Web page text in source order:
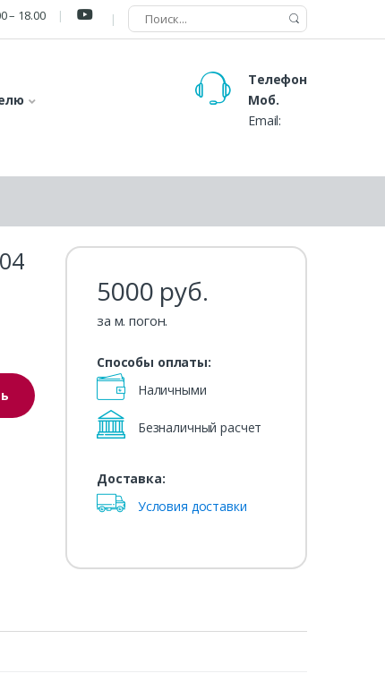
– 18.00
Телефон
Моб.
Email:
5000 руб.
за м. погон.
Способы оплаты:
Наличными
Безналичный расчет
Доставка:
Условия доставки